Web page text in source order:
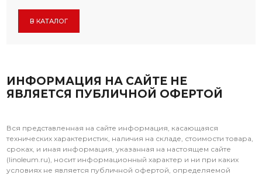
В КАТАЛОГ
ИНФОРМАЦИЯ НА САЙТЕ НЕ
ЯВЛЯЕТСЯ ПУБЛИЧНОЙ ОФЕРТОЙ
Вся представленная на сайте информация, касающаяся
технических характеристик, наличия на складе, стоимости товара,
сроках, и иная информация, указанная на настоящем сайте
(linoleum.ru), носит информационный характер и ни при каких
условиях не является публичной офертой, определяемой